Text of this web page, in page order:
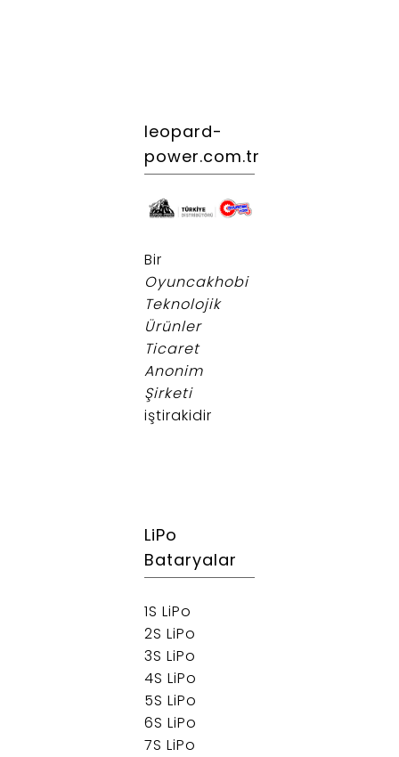
leopard-
power.com.tr
Bir
Oyuncakhobi
Teknolojik
Ürünler
Ticaret
Anonim
Şirketi
iştirakidir
LiPo
Bataryalar
1S LiPo
2S LiPo
3S LiPo
4S LiPo
5S LiPo
6S LiPo
7S LiPo